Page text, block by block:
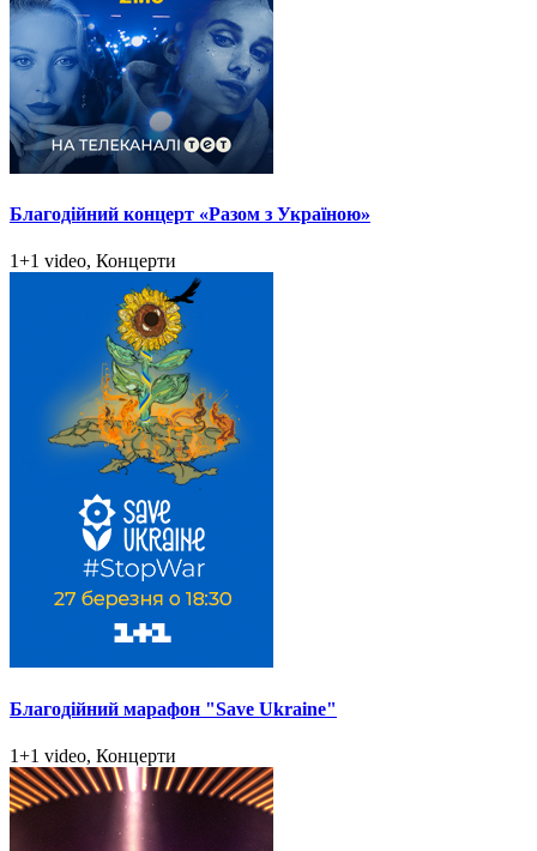
Благодійний концерт «Разом з Україною»
1+1 video, Концерти
Благодійний марафон "Save Ukraine"
1+1 video, Концерти